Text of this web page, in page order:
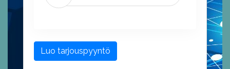
Luo tarjouspyyntö